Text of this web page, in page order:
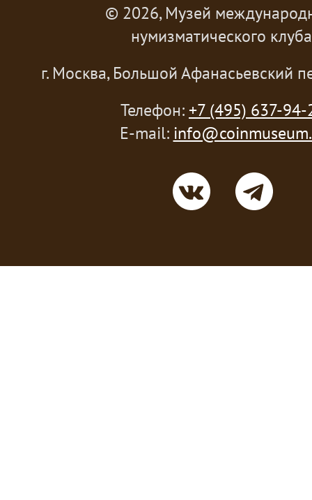
© 2026, Музей
нумизматического
г. Москва, Большой Афанасьевский
Телефон: +7 (495) 637-94-
E-mail: